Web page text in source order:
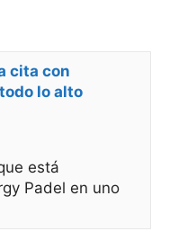
cita con
lo alto
está
Padel en uno